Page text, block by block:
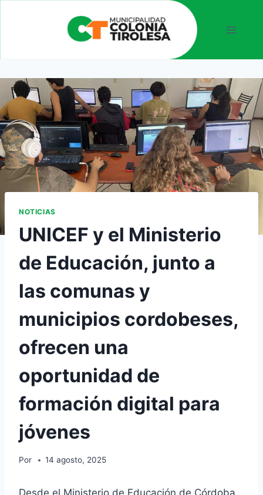
NOTICIAS
UNICEF y el Ministerio
de Educación, junto a
las comunas y
municipios cordobeses,
ofrecen una
oportunidad de
formación digital para
jóvenes
Por 14 agosto, 2025